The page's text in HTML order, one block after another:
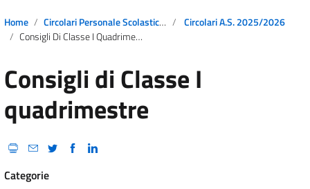
Home Circolari Personale Scolastico A.S. 2025/2026
Circolari A.S. 2025/2026
Consigli Di Classe I Quadrimestre
Consigli di Classe I
quadrimestre
Categorie